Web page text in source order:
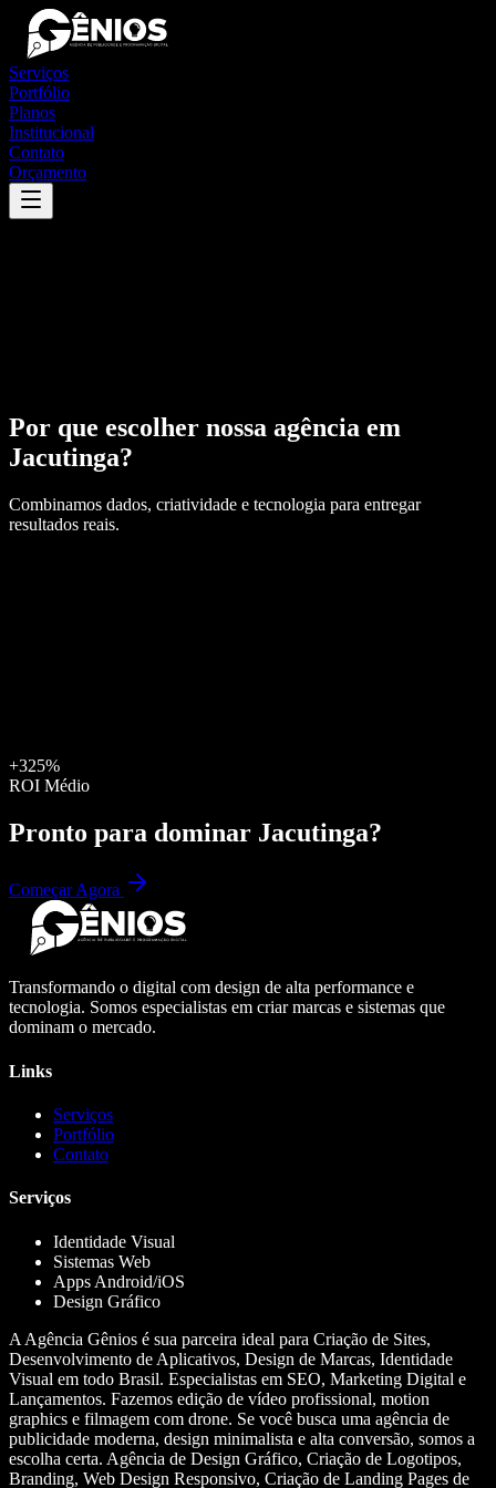
Serviços
Portfólio
Planos
Institucional
Contato
Orçamento
Por que escolher nossa agência em
Jacutinga?
Combinamos dados, criatividade e tecnologia para entregar
resultados reais.
+325%
ROI Médio
Pronto para dominar Jacutinga?
Começar Agora
Transformando o digital com design de alta performance e
tecnologia. Somos especialistas em criar marcas e sistemas que
dominam o mercado.
Links
Serviços
Portfólio
Contato
Serviços
Identidade Visual
Sistemas Web
Apps Android/iOS
Design Gráfico
A Agência Gênios é sua parceira ideal para Criação de Sites,
Desenvolvimento de Aplicativos, Design de Marcas, Identidade
Visual em todo Brasil. Especialistas em SEO, Marketing Digital e
Lançamentos. Fazemos edição de vídeo profissional, motion
graphics e filmagem com drone. Se você busca uma agência de
publicidade moderna, design minimalista e alta conversão, somos a
escolha certa. Agência de Design Gráfico, Criação de Logotipos,
Branding, Web Design Responsivo, Criação de Landing Pages de